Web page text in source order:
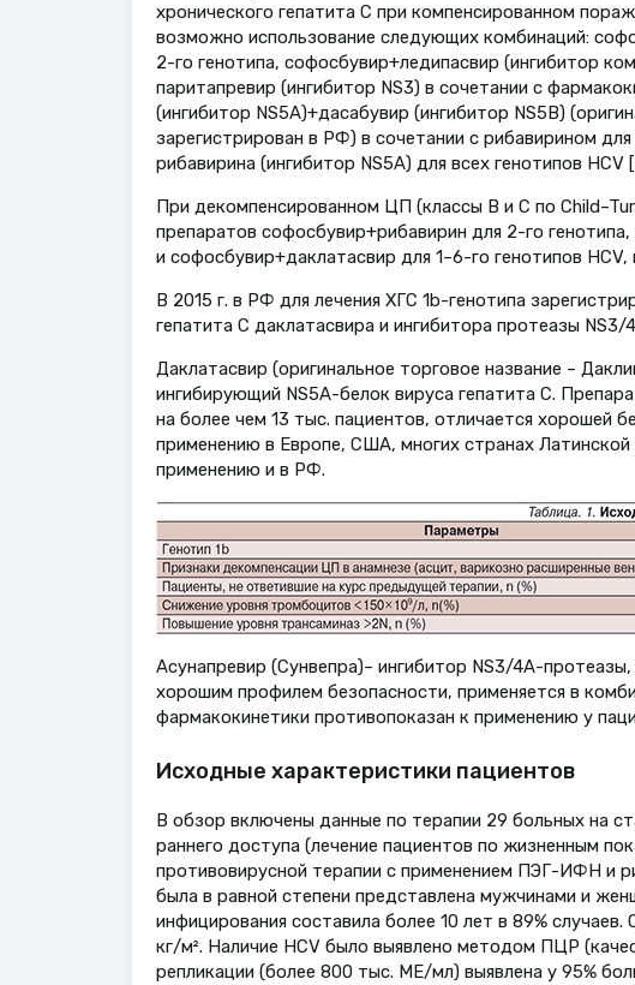
хронического гепатита С при компенсированном
возможно использование следующих комбинаций:
2-го генотипа, софосбувир+ледипасвир (ингибитор
паритапревир (ингибитор NS3) в сочетании с
(ингибитор NS5А)+дасабувир (ингибитор NS5B)
зарегистрирован в РФ) в сочетании с рибавирином
рибавирина (ингибитор NS5A) для всех генотипов HCV
При декомпенсированном ЦП (классы В и С по
препаратов софосбувир+рибавирин для 2-го
и софосбувир+даклатасвир для 1–6-го генотипов
В 2015 г. в РФ для лечения ХГС 1b-генотипа
гепатита С даклатасвира и ингибитора протеазы NS3/
Даклатасвир (оригинальное торговое название –
ингибирующий NS5А-белок вируса гепатита С.
на более чем 13 тыс. пациентов, отличается хорошей
применению в Европе, США, многих странах
применению и в РФ.
Асунапревир (Сунвепра)– ингибитор NS3/4А-
хорошим профилем безопасности, применяется в
фармакокинетики противопоказан к применению у
Исходные характеристики пациентов
В обзор включены данные по терапии 29 больных на
раннего доступа (лечение пациентов по жизненным
противовирусной терапии с применением ПЭГ-ИФН и
была в равной степени представлена мужчинами и
инфицирования составила более 10 лет в 89%
кг/м². Наличие HCV было выявлено методом ПЦР
репликации (более 800 тыс. МЕ/мл) выявлена у 95%